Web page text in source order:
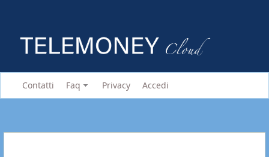
Contatti Faq Privacy Accedi